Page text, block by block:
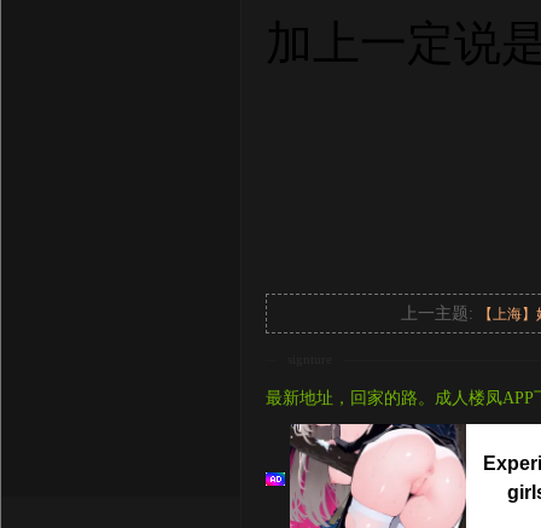
加上一定说
上一主题: 【上海
最新地址，回家的路。成人楼凤APP